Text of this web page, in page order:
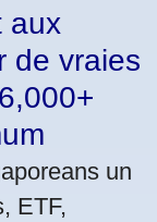
aux
de vraies
un
ETF,